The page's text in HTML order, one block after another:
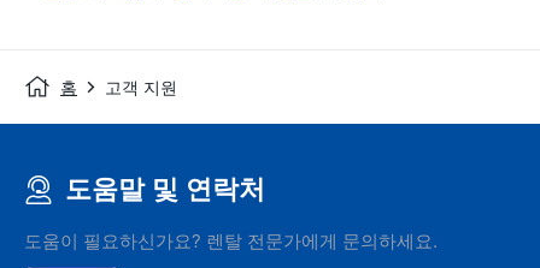
홈 고객 지원
도움말 및 연락처
도움이 필요하신가요? 렌탈 전문가에게 문의하세요.